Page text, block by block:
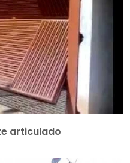
articulado